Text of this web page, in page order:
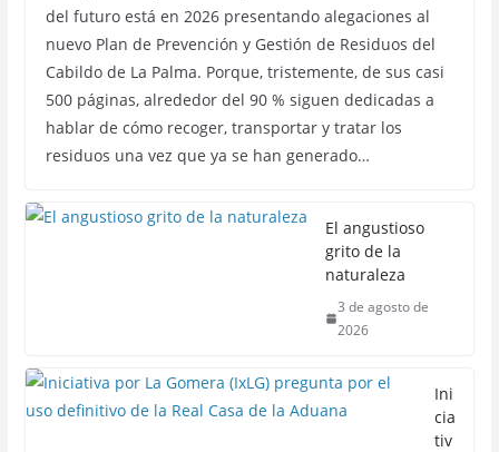
del futuro está en 2026 presentando alegaciones al
nuevo Plan de Prevención y Gestión de Residuos del
Cabildo de La Palma. Porque, tristemente, de sus casi
500 páginas, alrededor del 90 % siguen dedicadas a
hablar de cómo recoger, transportar y tratar los
residuos una vez que ya se han generado…
El angustioso
grito de la
naturaleza
3 de agosto de
2026
Ini
cia
tiv